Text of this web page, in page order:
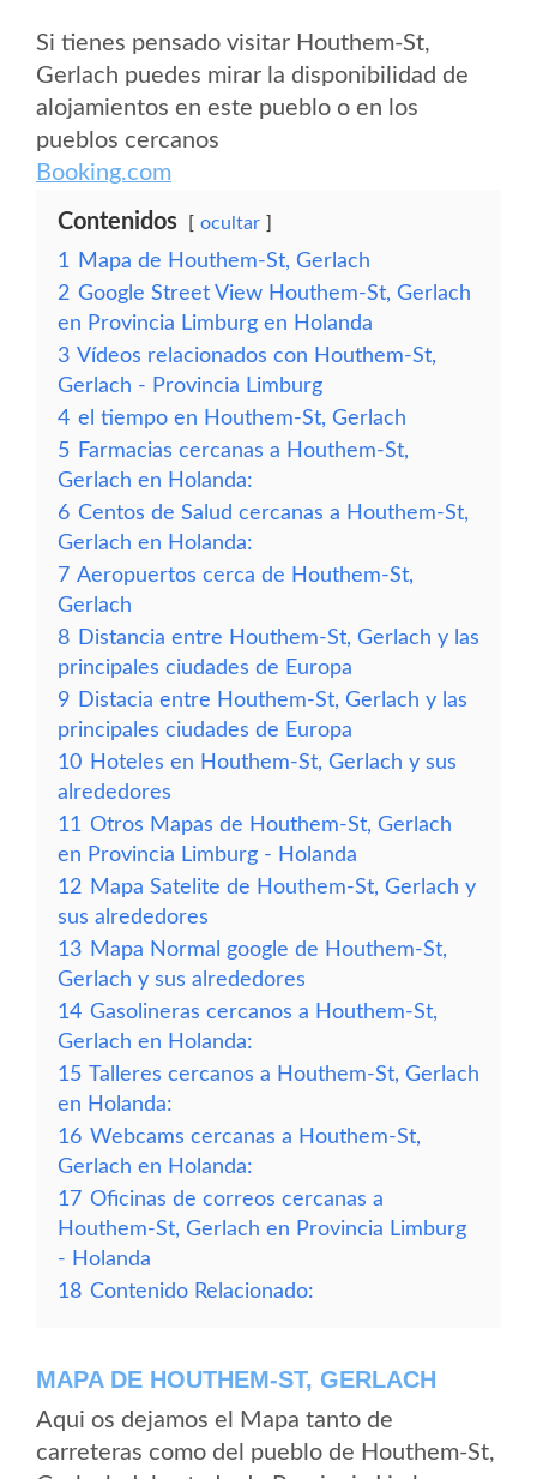
Si tienes pensado visitar Houthem-St,
Gerlach puedes mirar la disponibilidad de
alojamientos en este pueblo o en los
pueblos cercanos
Booking.com
Contenidos ocultar
1
Mapa de Houthem-St, Gerlach
2 Google Street View Houthem-St, Gerlach
en Provincia Limburg en Holanda
3 Vídeos relacionados con Houthem-St,
Gerlach - Provincia Limburg
4 el tiempo en Houthem-St, Gerlach
5 Farmacias cercanas a Houthem-St,
Gerlach en Holanda:
6 Centos de Salud cercanas a Houthem-St,
Gerlach en Holanda:
7 Aeropuertos cerca de Houthem-St,
Gerlach
8 Distancia entre Houthem-St, Gerlach y las
principales ciudades de Europa
9 Distacia entre Houthem-St, Gerlach y las
principales ciudades de Europa
10 Hoteles en Houthem-St, Gerlach y sus
alrededores
11 Otros Mapas de Houthem-St, Gerlach
en Provincia Limburg - Holanda
12 Mapa Satelite de Houthem-St, Gerlach y
sus alrededores
13 Mapa Normal google de Houthem-St,
Gerlach y sus alrededores
14 Gasolineras cercanos a Houthem-St,
Gerlach en Holanda:
15 Talleres cercanos a Houthem-St, Gerlach
en Holanda:
16 Webcams cercanas a Houthem-St,
Gerlach en Holanda:
17 Oficinas de correos cercanas a
Houthem-St, Gerlach en Provincia Limburg
- Holanda
18 Contenido Relacionado:
MAPA DE HOUTHEM-ST, GERLACH
Aqui os dejamos el Mapa tanto de
carreteras como del pueblo de Houthem-St,